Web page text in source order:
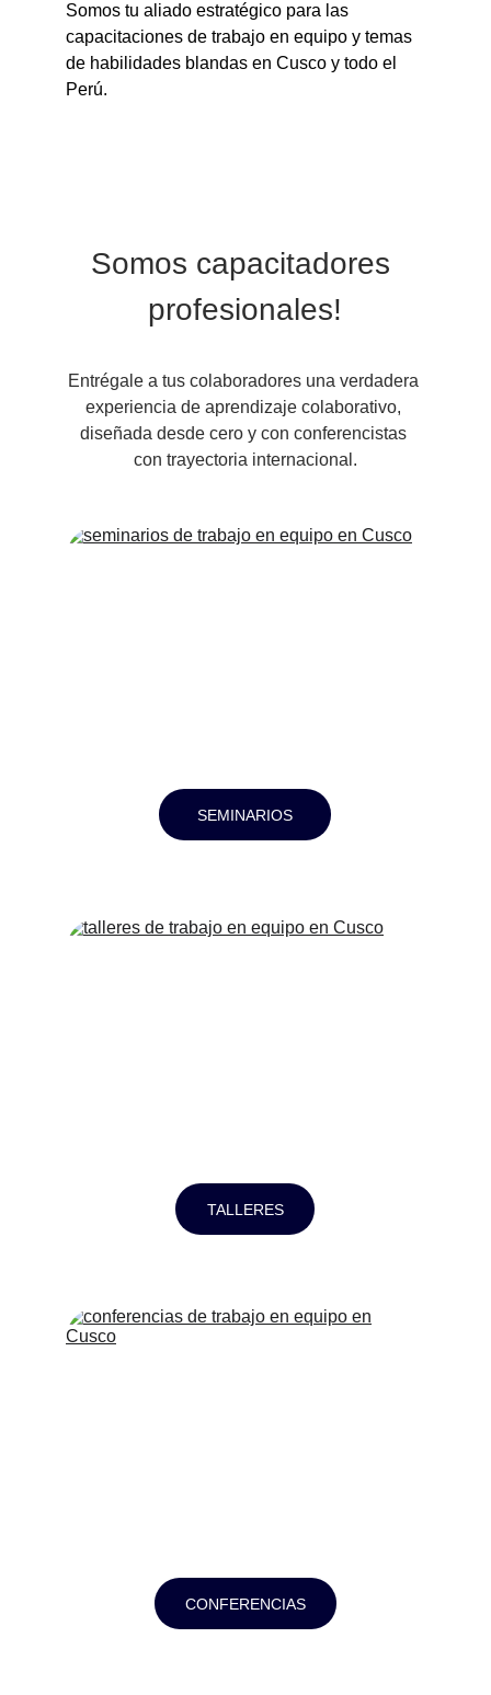
Somos tu aliado estratégico para las
capacitaciones de trabajo en equipo y temas
de habilidades blandas en Cusco y todo el
Perú.
Somos capacitadores
profesionales!
Entrégale a tus colaboradores una verdadera
experiencia de aprendizaje colaborativo,
diseñada desde cero y con conferencistas
con trayectoria internacional.
SEMINARIOS
TALLERES
CONFERENCIAS